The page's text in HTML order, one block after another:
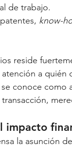
de trabajo.
know-
reside
a
conoce como
impacto
la asunción